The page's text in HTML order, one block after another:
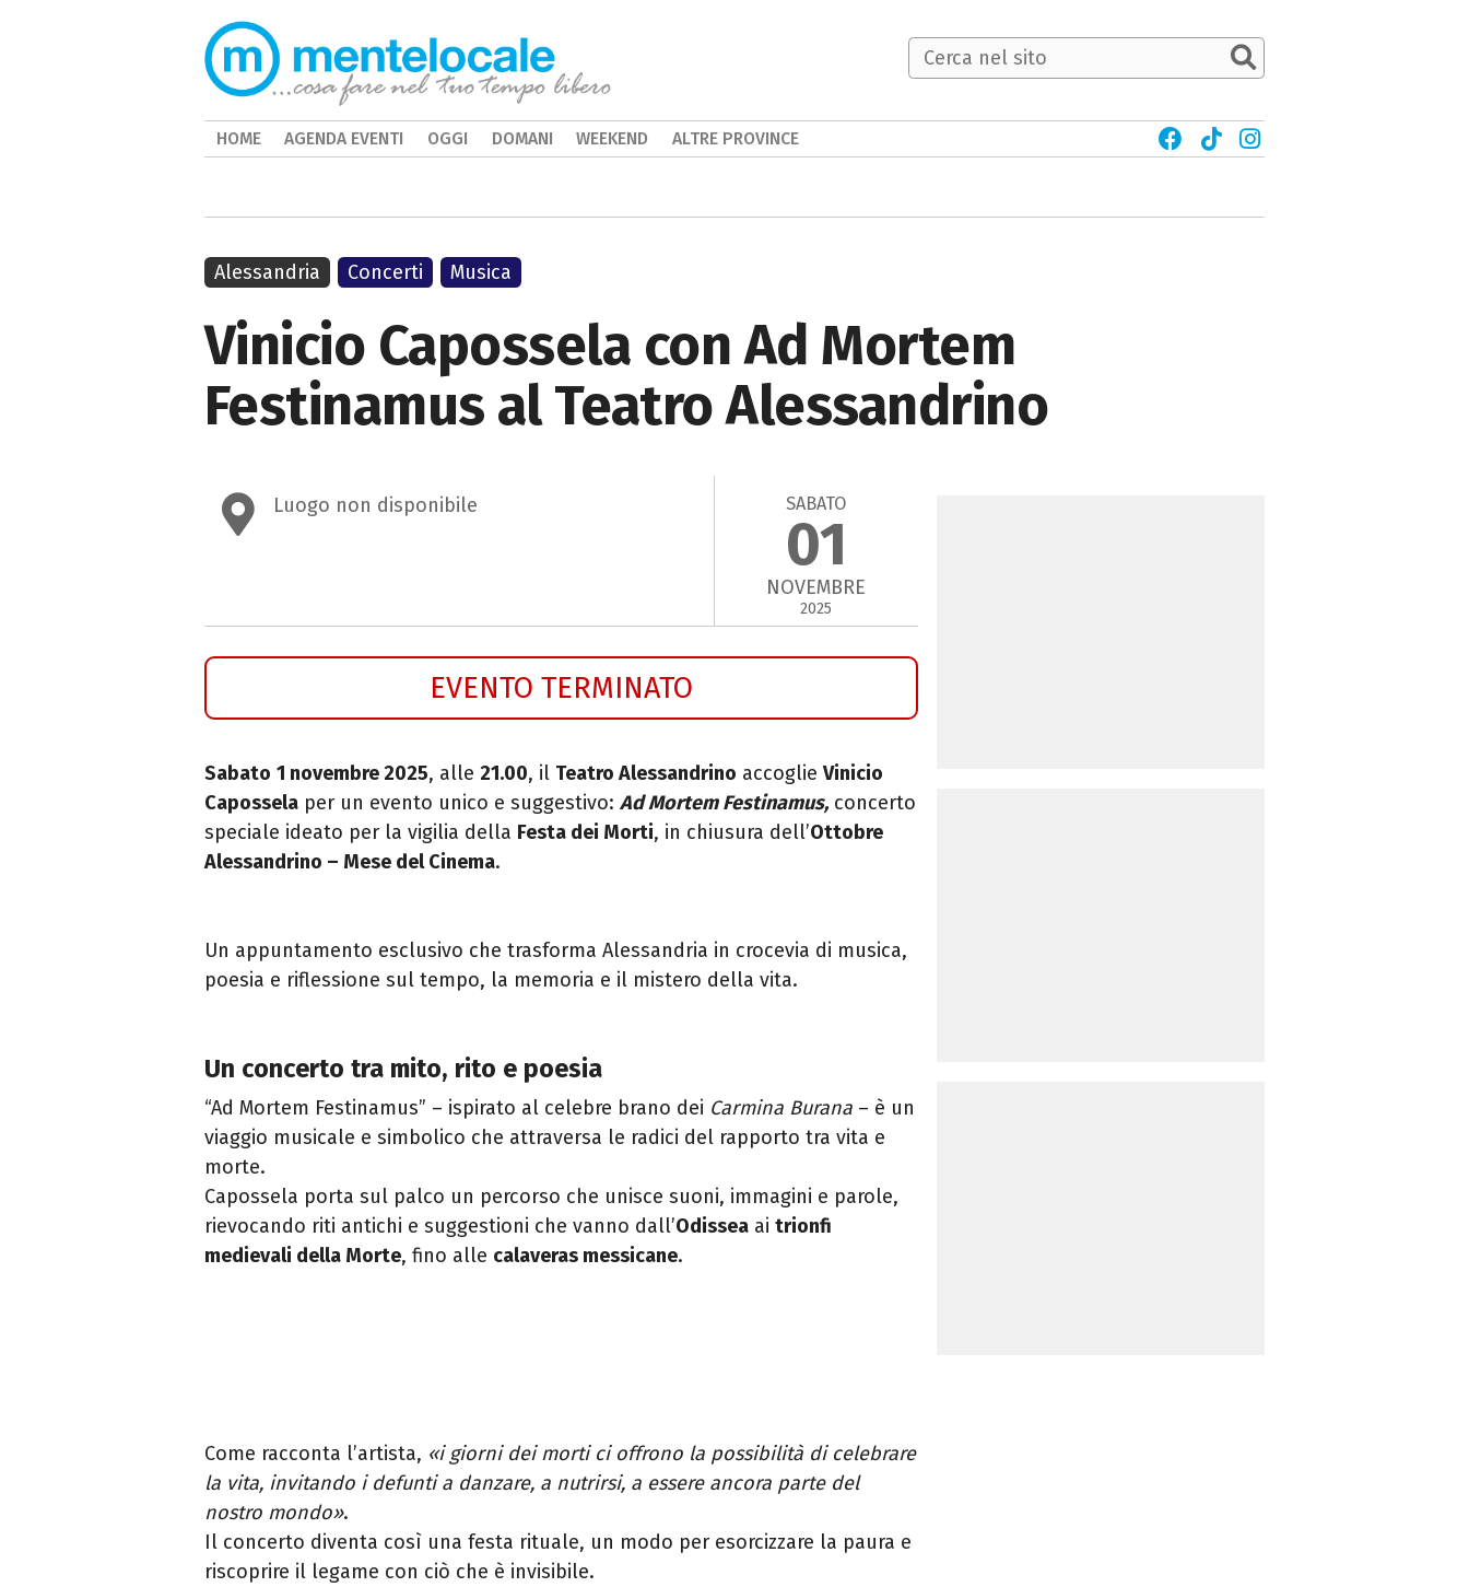
Vinicio Capossela con Ad Mortem
Festinamus al Teatro Alessandrino
Luogo non disponibile SABATO
01
NOVEMBRE
2025
EVENTO TERMINATO
Sabato 1 novembre 2025, alle 21.00, il Teatro Alessandrino accoglie Vinicio
Capossela per un evento unico e suggestivo: Ad Mortem Festinamus, concerto
speciale ideato per la vigilia della Festa dei Morti, in chiusura dell’Ottobre
Alessandrino – Mese del Cinema.
Un appuntamento esclusivo che trasforma Alessandria in crocevia di musica,
poesia e riflessione sul tempo, la memoria e il mistero della vita.
Un concerto tra mito, rito e poesia
“Ad Mortem Festinamus” – ispirato al celebre brano dei Carmina Burana – è un
viaggio musicale e simbolico che attraversa le radici del rapporto tra vita e
morte.
Capossela porta sul palco un percorso che unisce suoni, immagini e parole,
rievocando riti antichi e suggestioni che vanno dall’Odissea ai trionfi
medievali della Morte, fino alle calaveras messicane.
Come racconta l’artista, «i giorni dei morti ci offrono la possibilità di celebrare
la vita, invitando i defunti a danzare, a nutrirsi, a essere ancora parte del
nostro mondo».
Il concerto diventa così una festa rituale, un modo per esorcizzare la paura e
riscoprire il legame con ciò che è invisibile.
Alessandria Concerti Musica
HOME AGENDA EVENTI OGGI DOMANI WEEKEND ALTRE PROVINCE